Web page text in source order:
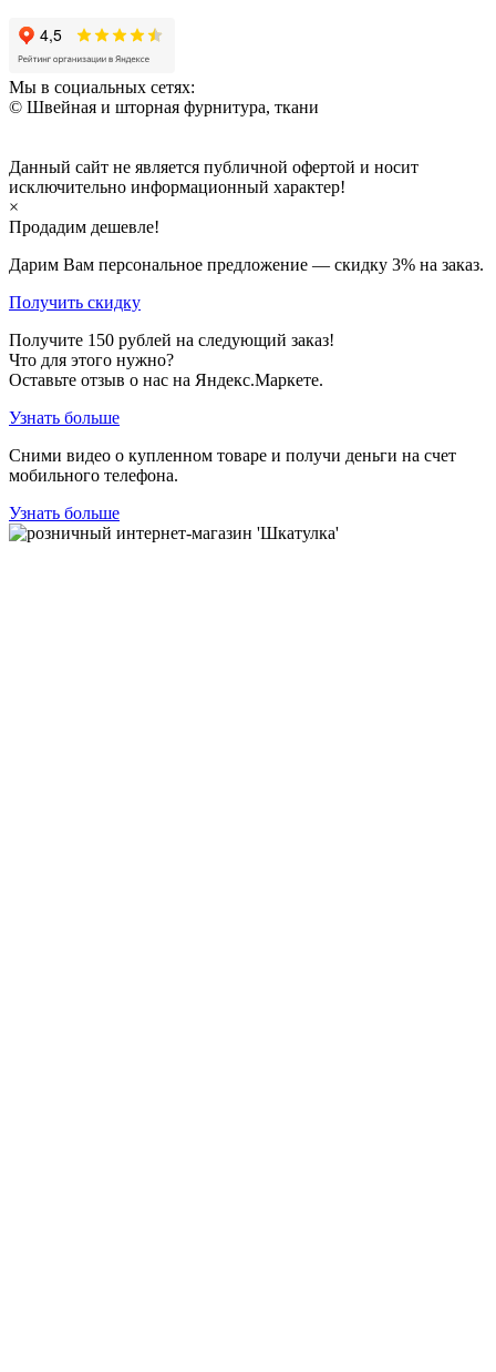
Мы в социальных сетях:
© Швейная и шторная фурнитура, ткани
Данный сайт не является публичной офертой и носит
исключительно информационный характер!
×
Продадим дешевле!
Дарим Вам персональное предложение — скидку 3% на заказ.
Получить скидку
Получите 150 рублей на следующий заказ!
Что для этого нужно?
Оставьте отзыв о нас на Яндекс.Маркете.
Узнать больше
Сними видео о купленном товаре и получи деньги на счет
мобильного телефона.
Узнать больше